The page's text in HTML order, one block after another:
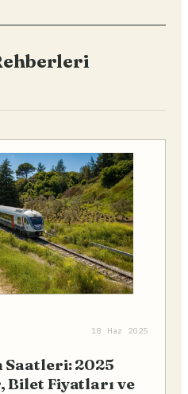
18 Haz 2025
Saatleri: 2025
Bilet Fiyatları ve